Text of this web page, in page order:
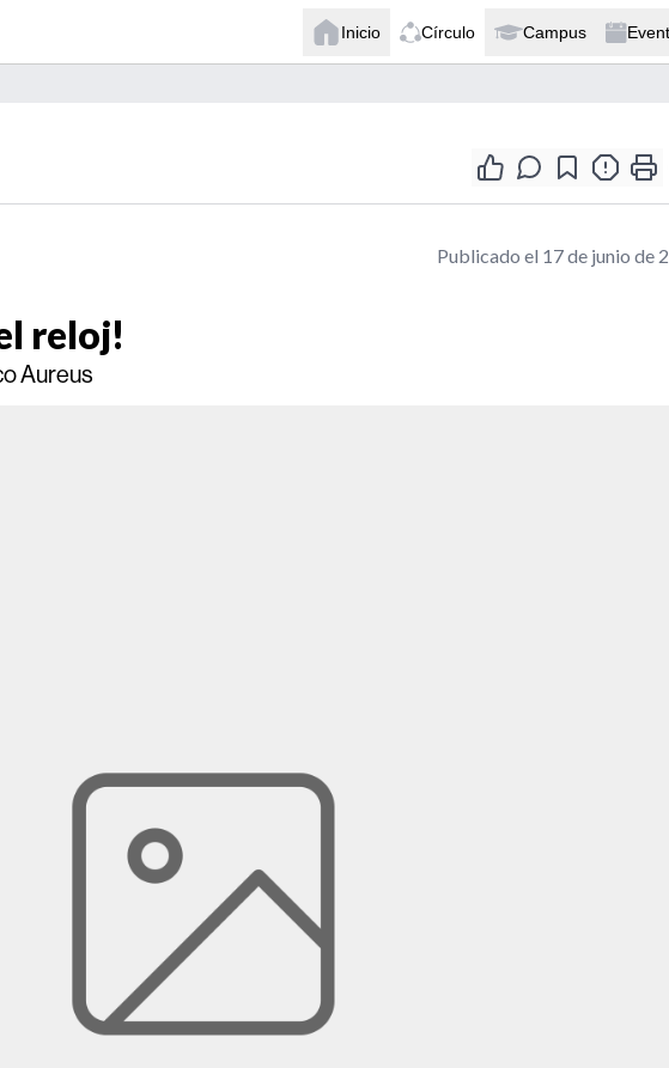
Inicio Círculo Campus
Publicado el 17 de junio de
reloj!
Aureus